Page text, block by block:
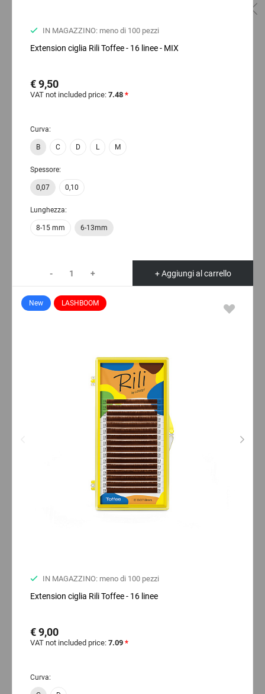
IN MAGAZZINO: meno di 100 pezzi
Extension ciglia Rili Toffee - 16 linee - MIX
€ 9,50
VAT not included price: 7.48 *
Curva:
B C D L M
Spessore:
0,07 0,10
Lunghezza:
8-15 mm 6-13mm
- + + Aggiungi al carrello
New LASHBOOM
IN MAGAZZINO: meno di 100 pezzi
Extension ciglia Rili Toffee - 16 linee
€ 9,00
VAT not included price: 7.09 *
Curva: